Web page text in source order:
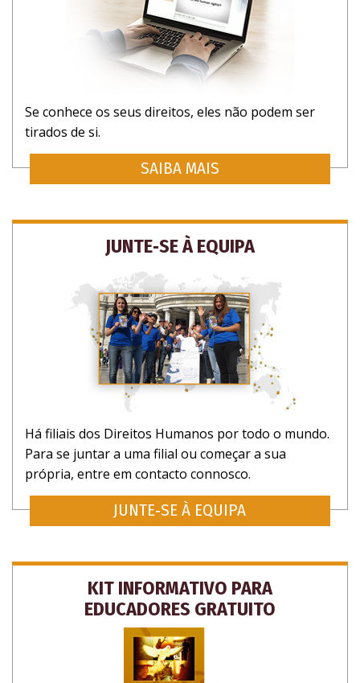
ATUALIZAÇÕES E MANEIRAS DE AJUDAR
NÃO OBRIGADO
Se conhece os seus direitos, eles não podem ser
tirados de si.
SAIBA MAIS
JUNTE‑SE À EQUIPA
Há filiais dos Direitos Humanos por todo o mundo.
Para se juntar a uma filial ou começar a sua
própria, entre em contacto connosco.
JUNTE‑SE À EQUIPA
KIT INFORMATIVO PARA
EDUCADORES GRATUITO